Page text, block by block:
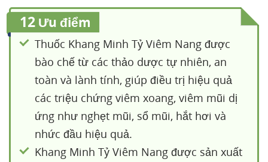
12 Ưu điểm
Thuốc Khang Minh Tỷ Viêm Nang được
bào chế từ các thảo dược tự nhiên, an
toàn và lành tính, giúp điều trị hiệu quả
các triệu chứng viêm xoang, viêm mũi dị
ứng như nghẹt mũi, sổ mũi, hắt hơi và
nhức đầu hiệu quả.
Khang Minh Tỷ Viêm Nang được sản xuất